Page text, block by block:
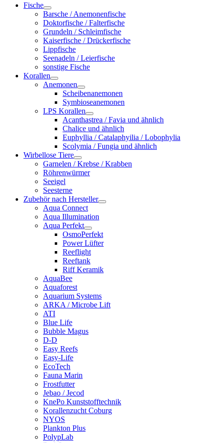
Fische
Barsche / Anemonenfische
Doktorfische / Falterfische
Grundeln / Schleimfische
Kaiserfische / Drückerfische
Lippfische
Seenadeln / Leierfische
sonstige Fische
Korallen
Anemonen
Scheibenanemonen
Symbioseanemonen
LPS Korallen
Acanthastrea / Favia und ähnlich
Chalice und ähnlich
Euphyllia / Catalaphyilia / Lobophylia
Scolymia / Fungia und ähnlich
Wirbellose Tiere
Garnelen / Krebse / Krabben
Röhrenwürmer
Seeigel
Seesterne
Zubehör nach Hersteller
Aqua Connect
Aqua Illumination
Aqua Perfekt
OsmoPerfekt
Power Lüfter
Reeflight
Reeftank
Riff Keramik
AquaBee
Aquaforest
Aquarium Systems
ARKA / Microbe Lift
ATI
Blue Life
Bubble Magus
D-D
Easy Reefs
Easy-Life
EcoTech
Fauna Marin
Frostfutter
Jebao / Jecod
KnePo Kunststofftechnik
Korallenzucht Coburg
NYOS
Plankton Plus
PolypLab